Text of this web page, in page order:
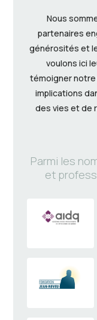
Nous
partenaires
générosités et
voulons ici
témoigner notre
implications
des vies et de
Parmi les
et